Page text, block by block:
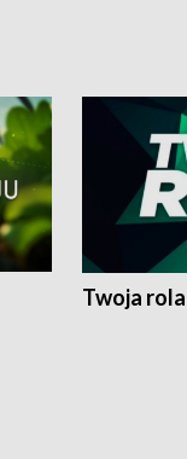
Twoja rola